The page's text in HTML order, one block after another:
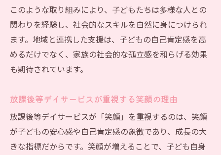
このような取り組みにより、子どもたちは多様な人との
関わりを経験し、社会的なスキルを自然に身につけられ
ます。地域と連携した支援は、子どもの自己肯定感を高
めるだけでなく、家族の社会的な孤立感を和らげる効果
も期待されています。
放課後等デイサービスが重視する笑顔の理由
放課後等デイサービスが「笑顔」を重視するのは、笑顔
が子どもの安心感や自己肯定感の象徴であり、成長の大
きな指標だからです。笑顔が増えることで、子ども自身